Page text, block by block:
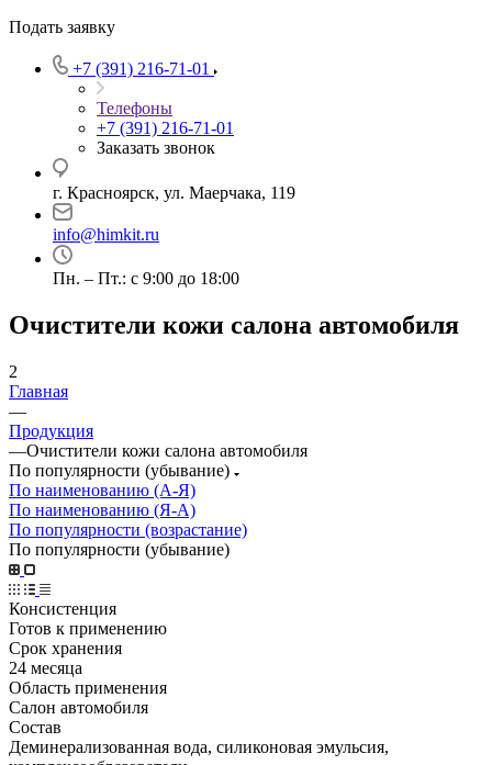
Подать заявку
+7 (391) 216-71-01
Телефоны
+7 (391) 216-71-01
Заказать звонок
г. Красноярск, ул. Маерчака, 119
info@himkit.ru
Пн. – Пт.: с 9:00 до 18:00
Очистители кожи салона автомобиля
2
Главная
—
Продукция
—Очистители кожи салона автомобиля
По популярности (убывание)
По наименованию (А-Я)
По наименованию (Я-А)
По популярности (возрастание)
По популярности (убывание)
Консистенция
Готов к применению
Срок хранения
24 месяца
Область применения
Салон автомобиля
Состав
Деминерализованная вода, силиконовая эмульсия,